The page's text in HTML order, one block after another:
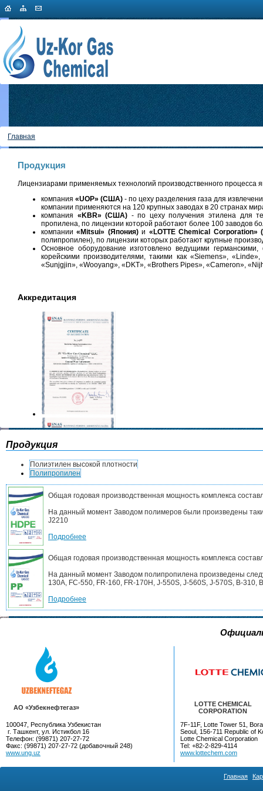
Главная
Продукция
Лицензиарами применяемых технологий производственного процесса
компания«UOP» (США) - по цеху разделения газа для
компании применяются на 120 крупных заводах в 20 странах
компания «KBR» (США) - по цеху получения этилена для
пропилена, по лицензии которой работают более 100 заводов
компании«Mitsui» (Япония)и «LOTTE Chemical Corporation»
полипропилен), по лицензии которых работают крупные
Основное оборудование изготовлено ведущими
корейскими производителями, такими как «Siemens»,
«Sunjgjin», «Wooyang», «DKT», «Brothers Pipes», «Cameron»,
Аккредитация
Продукция
Полиэтилен высокой плотности
Полипропилен
Общая годовая производственная мощность комплекса
На данный момент Заводом полимеров были произведены
J2210
Подробнее
Общая годовая производственная мощность комплекса
На данный момент Заводом полипропилена произведены
130A, FC-550, FR-160, FR-170H, J-550S, J-560S, J-570S, B-
Подробнее
AO «Узбекнефтегаз»
LOTTE CHEMICAL
CORPORATION
100047, Республика Узбекистан
г. Ташкент, ул. Истикбол 16
Телефон: (99871) 207-27-72
Факс: (99871) 207-27-72 (добавочный 248)
www.ung.uz
7F-11F, Lotte Tower 51,
Seoul, 156-711 Republic of
Lotte Chemical Corporation
Tel: +82-2-829-4114
www.lottechem.com
Главная